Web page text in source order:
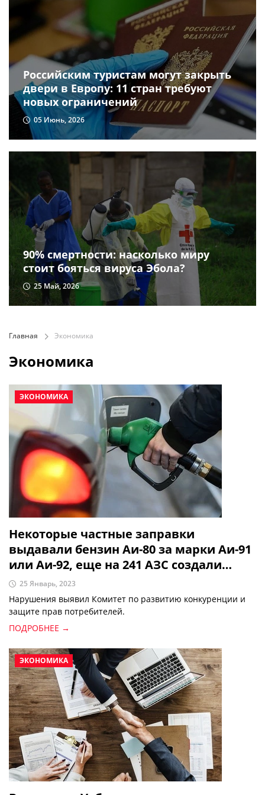
Российским туристам могут закрыть
двери в Европу: 11 стран требуют
новых ограничений
05 Июнь, 2026
90% смертности: насколько миру
стоит бояться вируса Эбола?
25 Май, 2026
Главная Экономика
Экономика
ЭКОНОМИКА
Некоторые частные заправки
выдавали бензин Аи-80 за марки Аи-91
или Аи-92, еще на 241 АЗС создали
искусственный ажиотаж топлива
25 Январь, 2023
Нарушения выявил Комитет по развитию конкуренции и
защите прав потребителей.
ПОДРОБНЕЕ →
ЭКОНОМИКА